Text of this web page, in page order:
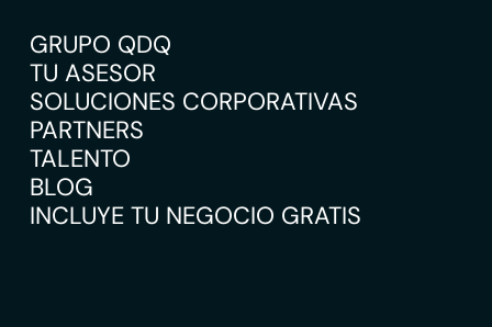
GRUPO QDQ
TU ASESOR
SOLUCIONES CORPORATIVAS
PARTNERS
TALENTO
BLOG
INCLUYE TU NEGOCIO GRATIS